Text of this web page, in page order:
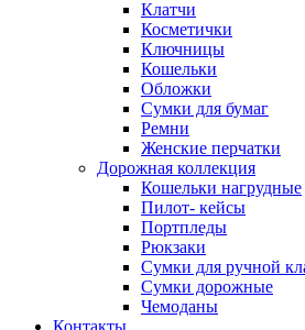
Клатчи
Косметички
Ключницы
Кошельки
Обложки
Сумки для бумаг
Ремни
Женские перчатки
Дорожная коллекция
Кошельки нагрудные
Пилот- кейсы
Портпледы
Рюкзаки
Сумки для ручной
Сумки дорожные
Чемоданы
Контакты